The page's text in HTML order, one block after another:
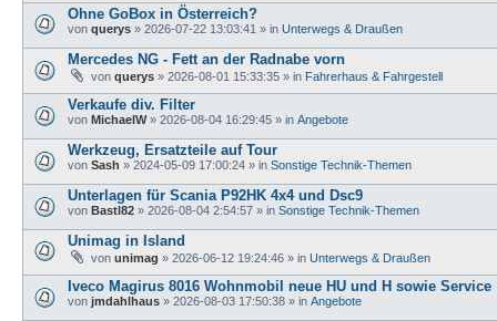
Ohne GoBox in Österreich?
von querys » 2026-07-22 13:03:41 » in Unterwegs & Draußen
Mercedes NG - Fett an der Radnabe vorn
von querys » 2026-08-01 15:33:35 » in Fahrerhaus & Fahrgestell
Verkaufe div. Filter
von MichaelW» 2026-08-04 16:29:45 » in Angebote
Werkzeug, Ersatzteile auf Tour
von Sash » 2024-05-09 17:00:24 » in Sonstige Technik-Themen
Unterlagen für Scania P92HK 4x4 und Dsc9
von Bastl82 » 2026-08-04 2:54:57 » in Sonstige Technik-Themen
Unimag in Island
von unimag » 2026-06-12 19:24:46 » in Unterwegs & Draußen
Iveco Magirus 8016 Wohnmobil neue HU und H sowie Service
von jmdahlhaus » 2026-08-03 17:50:38 » in Angebote